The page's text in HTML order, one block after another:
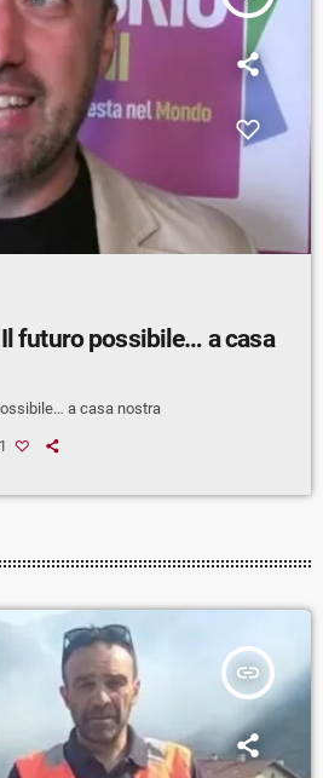
futuro possibile… a casa
a casa nostra
insert_link